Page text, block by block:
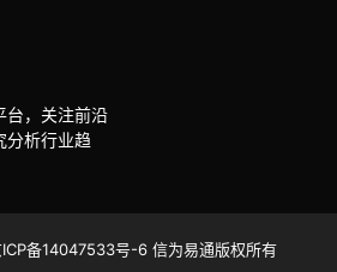
台，关注前沿
分析行业趋
备14047533号-6 信为易通版权所有